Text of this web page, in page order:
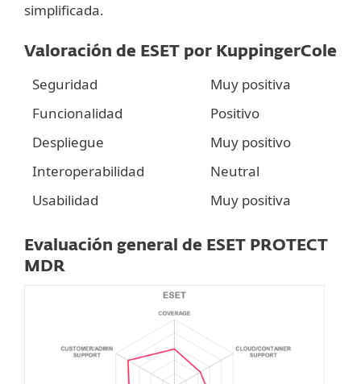
simplificada.
Valoración de ESET por KuppingerCole
Seguridad
Muy positiva
Funcionalidad
Positivo
Despliegue
Muy positivo
Interoperabilidad
Neutral
Usabilidad
Muy positiva
Evaluación general de ESET PROTECT
MDR